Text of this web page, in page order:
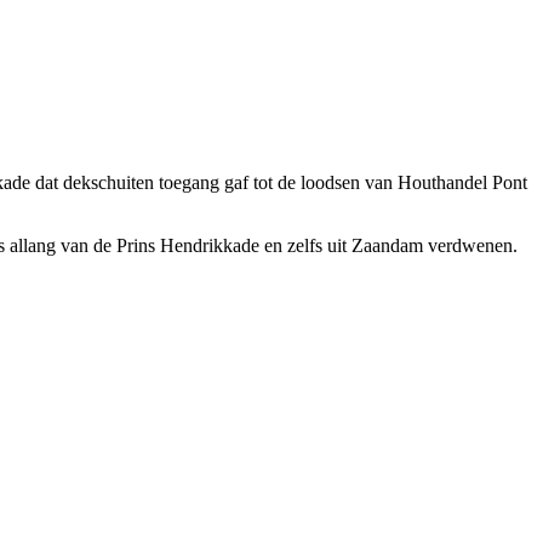
dat dekschuiten toegang gaf tot de loodsen van Houthandel Pont
van de Prins Hendrikkade en zelfs uit Zaandam verdwenen.